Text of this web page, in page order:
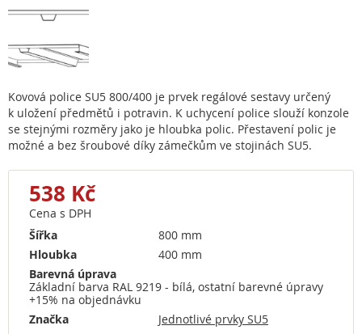
Kovová police SU5 800/400 je prvek regálové sestavy určený
k uložení předmětů i potravin. K uchycení police slouží konzole
se stejnými rozměry jako je hloubka polic. Přestavení polic je
možné a bez šroubové díky zámečkům ve stojinách SU5.
538 Kč
Cena s DPH
Šířka
800 mm
Hloubka
400 mm
Barevná úprava
Základní barva RAL 9219 - bílá, ostatní barevné úpravy
+15% na objednávku
Značka
Jednotlivé prvky SU5